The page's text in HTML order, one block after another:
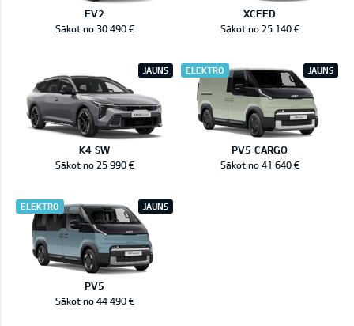
EV2
Sākot no 30 490 €
XCEED
Sākot no 25 140 €
K4 SW
JAUNS
Sākot no 25 990 €
PV5 CARGO
ELEKTRO JAUNS
Sākot no 41 640 €
PV5
ELEKTRO JAUNS
Sākot no 44 490 €